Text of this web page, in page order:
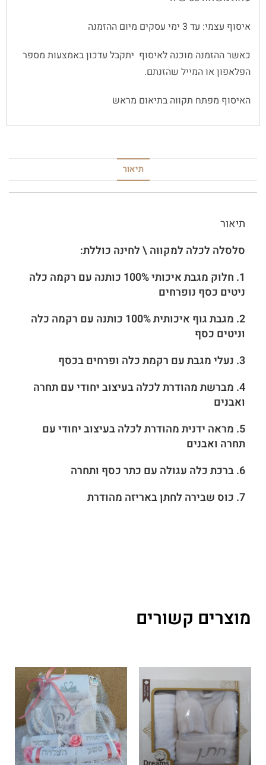
איסוף עצמי: עד 3 ימי עסקים מיום ההזמנה
כאשר ההזמנה מוכנה לאיסוף יתקבל עדכון באמצעות מספר
הפלאפון או המייל שהזנתם.
האיסוף מפתח תקווה בתיאום מראש
תיאור
תיאור
סלסלה לכלה למקווה \ לחינה כוללת:
1. חלוק מגבת איכותי 100% כותנה עם רקמה כלה
ניטים כסף נופרחים
2. מגבת גוף איכותית
100% כותנה
עם רקמה כלה
וניטים כסף
3. נעלי מגבת עם רקמת כלה ופרחים בכסף
4. מברשת מהודרת לכלה בעיצוב יחודי עם תחרה
ואבנים
5. מראה ידנית מהודרת לכלה
בעיצוב יחודי עם
תחרה ואבנים
6. ברכת כלה עגולה עם כתר כסף ותחרה
7. כוס שבירה לחתן באריזה מהודרת
מוצרים קשורים